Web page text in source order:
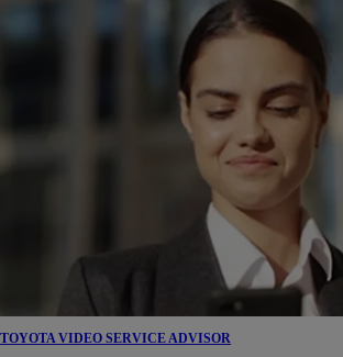
TOYOTA VIDEO SERVICE ADVISOR